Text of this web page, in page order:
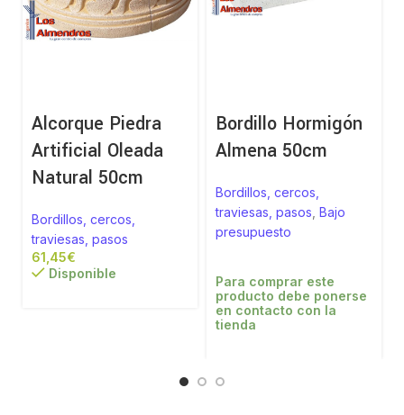
Alcorque Piedra
Artificial Oleada
Natural 50cm
Bordillos, cercos,
traviesas, pasos
€
Disponible
Bordillo Hormigón
Almena 50cm
Bordillos, cercos,
traviesas, pasos Bajo
presupuesto
Para comprar este
producto debe ponerse
en contacto con la
tienda